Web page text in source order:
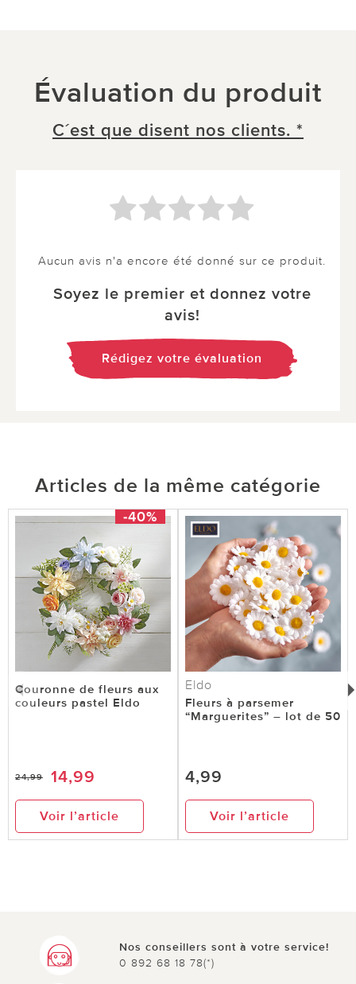
Évaluation du produit
C´est que disent nos clients. *
Aucun avis n'a encore été donné sur ce produit.
Soyez le premier et donnez votre
avis!
Rédigez votre évaluation
Articles de la même catégorie
-40%
Couronne de fleurs aux
couleurs pastel Eldo
24,99 14,99
Voir l’article
Eldo
Fleurs à parsemer
“Marguerites” – lot de 50
4,99
Voir l’article
Nos conseillers sont à votre service!
0 892 68 18 78(*)